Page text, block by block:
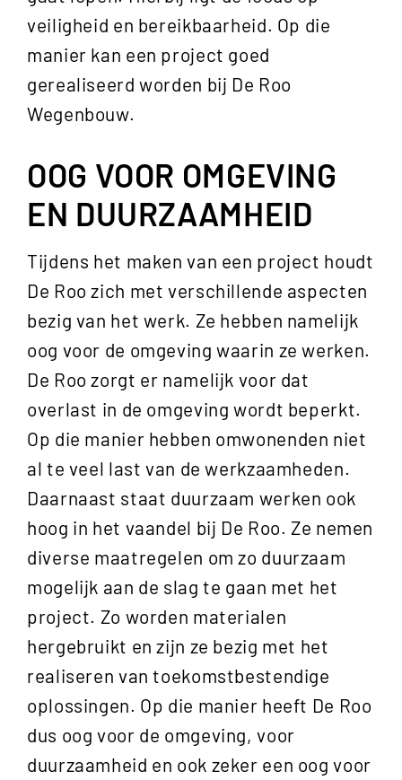
veiligheid en bereikbaarheid. Op die
manier kan een project goed
gerealiseerd worden bij De Roo
Wegenbouw.
OOG VOOR OMGEVING
EN DUURZAAMHEID
Tijdens het maken van een project houdt
De Roo zich met verschillende aspecten
bezig van het werk. Ze hebben namelijk
oog voor de omgeving waarin ze werken.
De Roo zorgt er namelijk voor dat
overlast in de omgeving wordt beperkt.
Op die manier hebben omwonenden niet
al te veel last van de werkzaamheden.
Daarnaast staat duurzaam werken ook
hoog in het vaandel bij De Roo. Ze nemen
diverse maatregelen om zo duurzaam
mogelijk aan de slag te gaan met het
project. Zo worden materialen
hergebruikt en zijn ze bezig met het
realiseren van toekomstbestendige
oplossingen. Op die manier heeft De Roo
dus oog voor de omgeving, voor
duurzaamheid en ook zeker een oog voor